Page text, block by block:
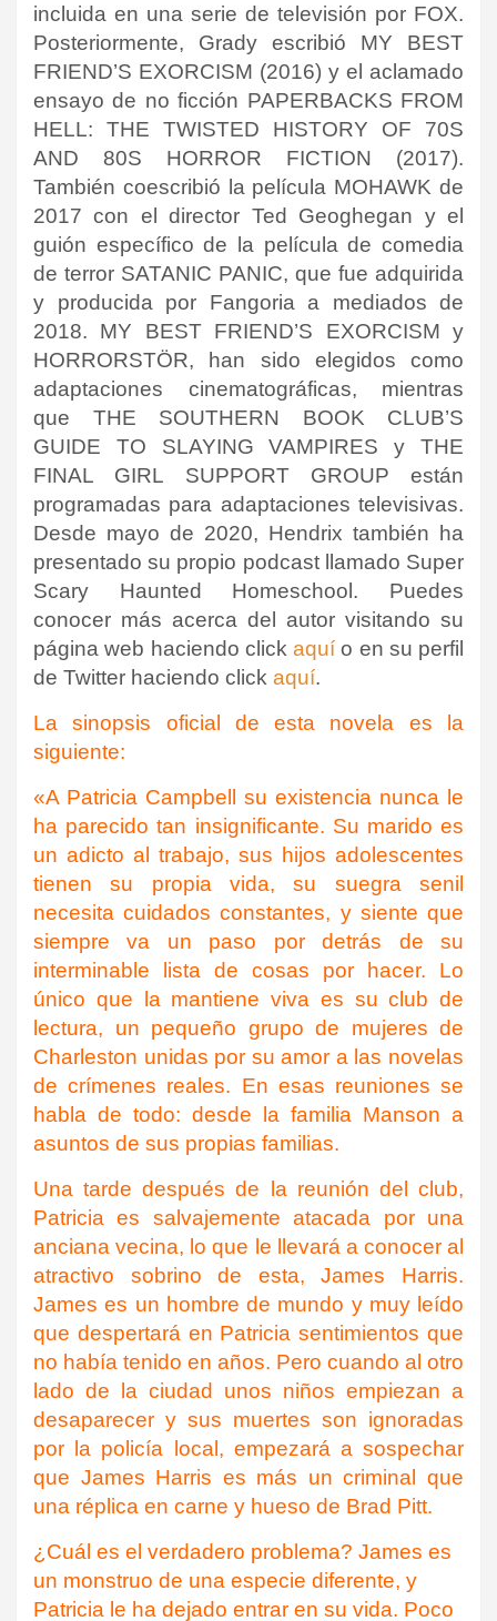
incluida en una serie de televisión por FOX.
Posteriormente, Grady escribió MY BEST
FRIEND’S EXORCISM (2016) y el aclamado
ensayo de no ficción PAPERBACKS FROM
HELL: THE TWISTED HISTORY OF 70S
AND 80S HORROR FICTION (2017).
También coescribió la película MOHAWK de
2017 con el director Ted Geoghegan y el
guión específico de la película de comedia
de terror SATANIC PANIC, que fue adquirida
y producida por Fangoria a mediados de
2018. MY BEST FRIEND’S EXORCISM y
HORRORSTÖR, han sido elegidos como
adaptaciones cinematográficas, mientras
que THE SOUTHERN BOOK CLUB’S
GUIDE TO SLAYING VAMPIRES y THE
FINAL GIRL SUPPORT GROUP están
programadas para adaptaciones televisivas.
Desde mayo de 2020, Hendrix también ha
presentado su propio podcast llamado Super
Scary Haunted Homeschool. Puedes
conocer más acerca del autor visitando su
página web haciendo click aquí o en su perfil
de Twitter haciendo click aquí.
La sinopsis oficial de esta novela es la
siguiente:
«A Patricia Campbell su existencia nunca le
ha parecido tan insignificante. Su marido es
un adicto al trabajo, sus hijos adolescentes
tienen su propia vida, su suegra senil
necesita cuidados constantes, y siente que
siempre va un paso por detrás de su
interminable lista de cosas por hacer. Lo
único que la mantiene viva es su club de
lectura, un pequeño grupo de mujeres de
Charleston unidas por su amor a las novelas
de crímenes reales. En esas reuniones se
habla de todo: desde la familia Manson a
asuntos de sus propias familias.
Una tarde después de la reunión del club,
Patricia es salvajemente atacada por una
anciana vecina, lo que le llevará a conocer al
atractivo sobrino de esta, James Harris.
James es un hombre de mundo y muy leído
que despertará en Patricia sentimientos que
no había tenido en años. Pero cuando al otro
lado de la ciudad unos niños empiezan a
desaparecer y sus muertes son ignoradas
por la policía local, empezará a sospechar
que James Harris es más un criminal que
una réplica en carne y hueso de Brad Pitt.
¿Cuál es el verdadero problema? James es
un monstruo de una especie diferente, y
Patricia le ha dejado entrar en su vida. Poco